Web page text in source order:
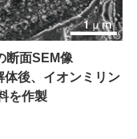
断面SEM像
後、イオンミリン
を作製